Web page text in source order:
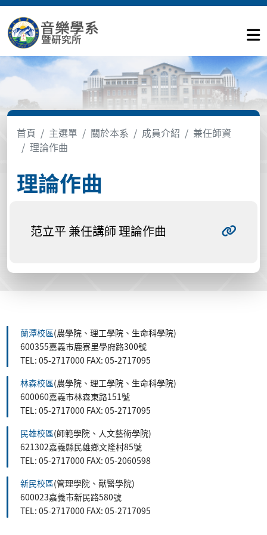
首頁 主選單 關於本系 成員介紹
兼任師資
理論作曲
理論作曲
范立平 兼任講師 理論作曲
蘭潭校區(農學院、理工學院、生命科學院)
600355嘉義市鹿寮里學府路300號
TEL: 05-2717000 FAX: 05-2717095
林森校區(農學院、理工學院、生命科學院)
600060嘉義市林森東路151號
TEL: 05-2717000 FAX: 05-2717095
民雄校區(師範學院、人文藝術學院)
621302嘉義縣民雄鄉文隆村85號
TEL: 05-2717000 FAX: 05-2060598
新民校區(管理學院、獸醫學院)
600023嘉義市新民路580號
TEL: 05-2717000 FAX: 05-2717095